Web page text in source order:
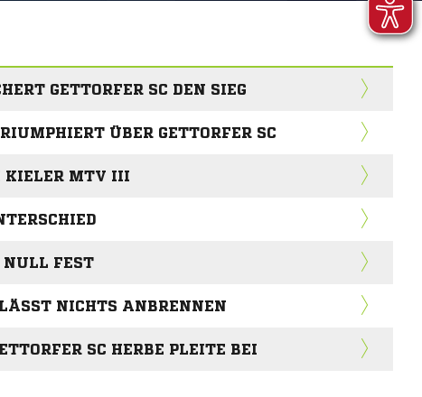
GETTORFER SC DEN SIEG
ÜBER GETTORFER SC
KIELER MTV III
NULL FEST
NICHTS ANBRENNEN
SC HERBE PLEITE BEI